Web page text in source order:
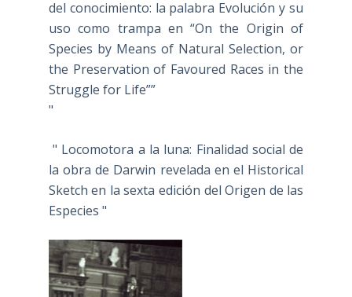
del conocimiento: la palabra Evolución y su
uso como trampa en “On the Origin of
Species by Means of Natural Selection, or
the Preservation of Favoured Races in the
Struggle for Life””
"
" Locomotora a la luna: Finalidad social de
la obra de Darwin revelada en el Historical
Sketch en la sexta edición del Origen de las
Especies "